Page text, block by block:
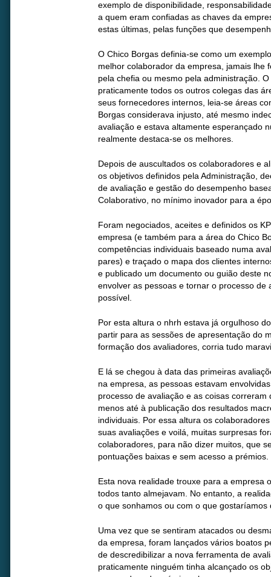
exemplo de disponibilidade,
a quem eram confiadas as chaves da
estas últimas, pelas funções que
O Chico Borgas definia-se como um
melhor colaborador da empresa, jamais lhe
pela chefia ou mesmo pela administração.
praticamente todos os outros colegas das
seus fornecedores internos, leia-se áreas
Borgas considerava injusto, até mesmo
avaliação e estava altamente esperançado
realmente destaca-se os melhores.
Depois de auscultados os colaboradores e
os objetivos definidos pela Administração,
de avaliação e gestão do desempenho
Colaborativo, no mínimo inovador para a
Foram negociados, aceites e definidos os
empresa (e também para a área do Chico
competências individuais baseado numa
pares) e traçado o mapa dos clientes
e publicado um documento ou guião deste
envolver as pessoas e tornar o processo de
possível.
Por esta altura o nhrh estava já orgulhoso
partir para as sessões de apresentação do
formação dos avaliadores, corria tudo
E lá se chegou à data das primeiras
na empresa, as pessoas estavam
processo de avaliação e as coisas
menos até à publicação dos resultados
individuais. Por essa altura os
suas avaliações e voilá, muitas surpresas
colaboradores, para não dizer muitos, que
pontuações baixas e sem acesso a prémios.
Esta nova realidade trouxe para a empresa
todos tanto almejavam. No entanto, a
o que sonhamos ou com o que gostaríamos
Uma vez que se sentiram atacados ou
da empresa, foram lançados vários boatos
de descredibilizar a nova ferramenta de
praticamente ninguém tinha alcançado os